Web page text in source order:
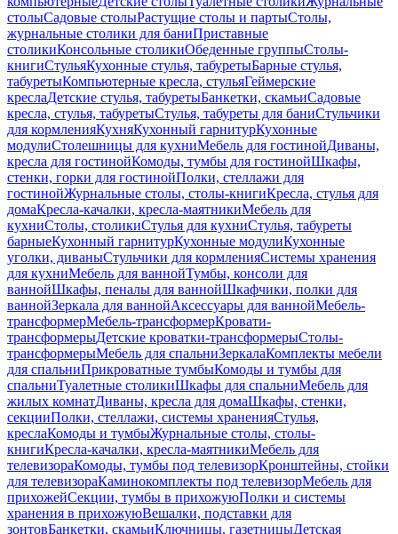
столыСадовые столыРастущие столы и партыСтолы,
журнальные столики для баниПриставные
столикиКонсольные столикиОбеденные группыСтолы-
книгиСтульяКухонные стулья, табуретыБарные стулья,
табуретыКомпьютерные кресла, стульяГеймерские
креслаДетские стулья, табуретыБанкетки, скамьиСадовые
кресла, стулья, табуретыСтулья, табуреты для баниСтульчики
для кормленияКухняКухонный гарнитурКухонные
модулиСтолешницы для кухниМебель для гостинойДиваны,
кресла для гостинойКомоды, тумбы для гостинойШкафы,
стенки, горки для гостинойПолки, стеллажи для
гостинойЖурнальные столы, столы-книгиКресла, стулья для
домаКресла-качалки, кресла-маятникиМебель для
кухниСтолы, столикиСтулья для кухниСтулья, табуреты
барныеКухонный гарнитурКухонные модулиКухонные
уголки, диваныСтульчики для кормленияСистемы хранения
для кухниМебель для ваннойТумбы, консоли для
ваннойШкафы, пеналы для ваннойШкафчики, полки для
ваннойЗеркала для ваннойАксессуары для ваннойМебель-
трансформерМебель-трансформерКровати-
трансформерыДетские кроватки-трансформерыСтолы-
трансформерыМебель для спальниЗеркалаКомплекты мебели
для спальниПрикроватные тумбыКомоды и тумбы для
спальниТуалетные столикиШкафы для спальниМебель для
жилых комнатДиваны, кресла для домаШкафы, стенки,
секцииПолки, стеллажи, системы храненияСтулья,
креслаКомоды и тумбыЖурнальные столы, столы-
книгиКресла-качалки, кресла-маятникиМебель для
телевизораКомоды, тумбы под телевизорКронштейны, стойки
для телевизораКаминокомплекты под телевизорМебель для
прихожейСекции, тумбы в прихожуюПолки и системы
хранения в прихожуюВешалки, подставки для
зонтовБанкетки, скамьиКлючницы, газетницыДетская